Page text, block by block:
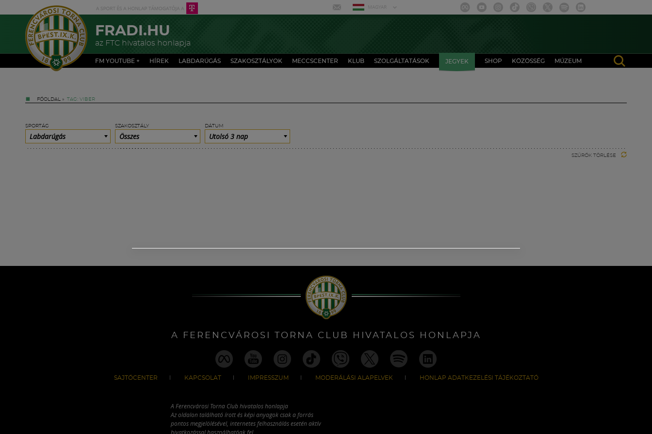
MAGYAR
FRADI.HU
az FTC hivatalos honlapja
FM YOUTUBE + HÍREK LABDARÚGÁS SZAKOSZTÁLYOK MECCSCENTER KLUB SZOLGÁLTATÁSOK JEGYEK SHOP KÖZÖSSÉG MÚZEUM
FŐOLDAL » TAG: VIBER
SPORTÁG
Labdarúgás
SZAKOSZTÁLY
Összes
DÁTUM
Utolsó 3 nap
SZŰRŐK TÖRLÉSE
A FERENCVÁROSI TORNA CLUB HIVATALOS HONLAPJA
SAJTÓCENTER KAPCSOLAT IMPRESSZUM MODERÁLÁSI ALAPELVEK HONLAP ADATKEZELÉSI TÁJÉKOZTATÓ
A Ferencvárosi Torna Club hivatalos honlapja
Az oldalon található írott és képi anyagok csak a forrás
pontos megjelölésével, internetes felhasználás esetén aktív
hivatkozással használhatóak fel.